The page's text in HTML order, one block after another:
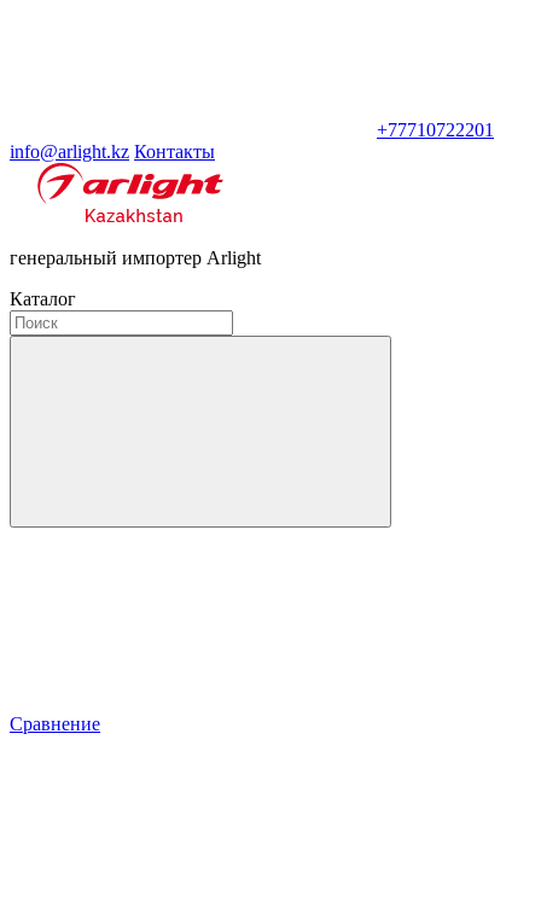
+77710722201
info@arlight.kz Контакты
генеральный импортер Arlight
Каталог
Сравнение